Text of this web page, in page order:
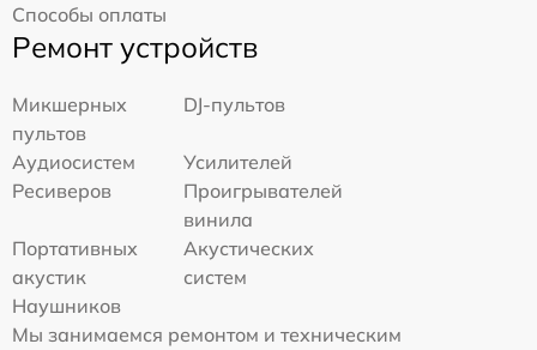
Способы оплаты
Ремонт устройств
Микшерных
пультов
DJ-пультов
Аудиосистем
Усилителей
Ресиверов
Проигрывателей
винила
Портативных
акустик
Акустических
систем
Наушников
Мы занимаемся ремонтом и техническим